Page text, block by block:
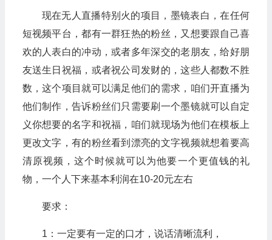
现在无人直播特别火的项目，墨镜表白，在任何
短视频平台，都有一群狂热的粉丝，又想要跟自己喜
欢的人表白的冲动，或者多年深交的老朋友，给好朋
友送生日祝福，或者祝公司发财的，这些人都数不胜
数，这个项目就可以满足他们的需求，咱们开直播为
他们制作，告诉粉丝们只需要刷一个墨镜就可以自定
义你想要的名字和祝福，咱们就现场为他们在模板上
更改文字，有的粉丝看到漂亮的文字视频就想着要高
清原视频，这个时候就可以为他要一个更值钱的礼
物，一个人下来基本利润在10-20元左右
要求：
1：一定要有一定的口才，说话清晰流利，